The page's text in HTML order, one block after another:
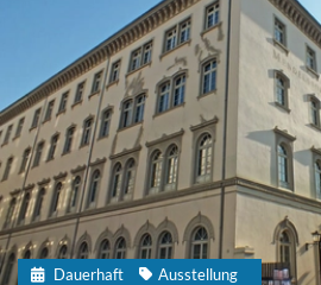
Dauerhaft
Ausstellung